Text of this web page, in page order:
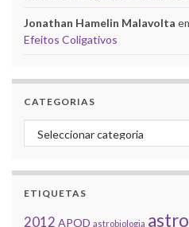
Jonathan Hamelin Malavolta
Efeitos Coligativos
CATEGORIAS
Categorias
ETIQUETAS
2012 APOD astrobiologia